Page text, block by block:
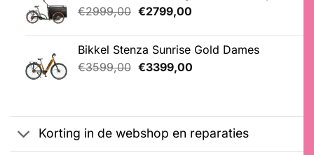
op
klantbeoordelingen
€2999,00 Oorspronkelijke
€2999,00.
€2799,00Huidige
€2799,00.
Bikkel Stenza Sunrise Gold Dames
€3599,00 Oorspronkelijke
€3399,00Huidige
Korting in de webshop en reparaties